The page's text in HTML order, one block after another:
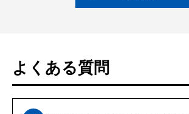
よくある質問